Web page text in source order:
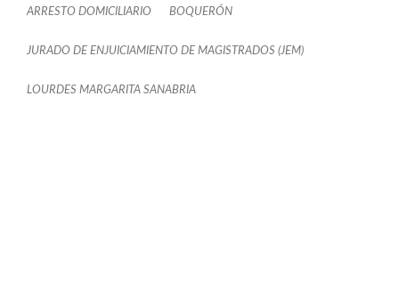
ARRESTO DOMICILIARIO BOQUERÓN
JURADO DE ENJUICIAMIENTO DE MAGISTRADOS (JEM)
LOURDES MARGARITA SANABRIA